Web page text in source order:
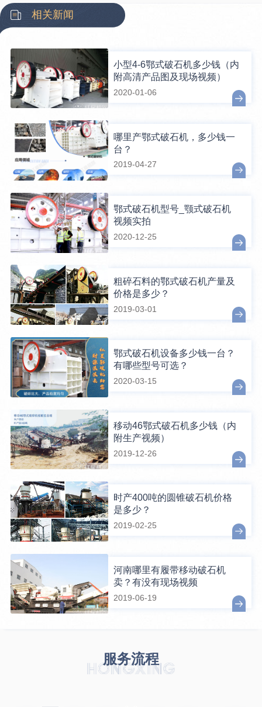
相关新闻
小型4-6鄂式破石机多少钱（内
附高清产品图及现场视频）
2020-01-06
哪里产鄂式破石机，多少钱一
台？
2019-04-27
鄂式破石机型号_颚式破石机
视频实拍
2020-12-25
粗碎石料的鄂式破石机产量及
价格是多少？
2019-03-01
鄂式破石机设备多少钱一台？
有哪些型号可选？
2020-03-15
移动46鄂式破石机多少钱（内
附生产视频）
2019-12-26
时产400吨的圆锥破石机价格
是多少？
2019-02-25
河南哪里有履带移动破石机
卖？有没有现场视频
2019-06-19
服务流程